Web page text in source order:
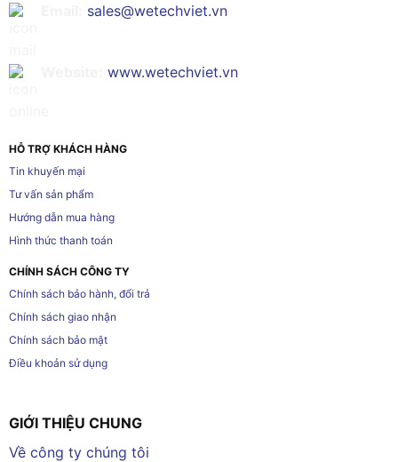
sales@wetechviet.vn
www.wetechviet.vn
HỖ TRỢ KHÁCH HÀNG
Tin khuyến mại
Tư vấn sản phẩm
Hướng dẫn mua hàng
Hình thức thanh toán
CHÍNH SÁCH CÔNG TY
Chính sách bảo hành, đổi trả
Chính sách giao nhận
Chính sách bảo mật
Điều khoản sử dụng
GIỚI THIỆU CHUNG
Về công ty chúng tôi